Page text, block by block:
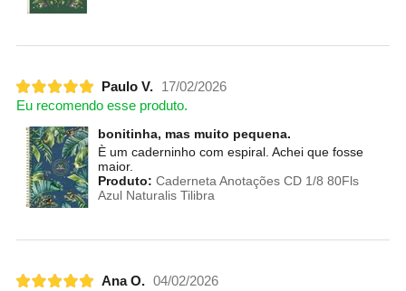
Paulo V.
17/02/2026
Eu recomendo esse produto.
bonitinha, mas muito pequena.
È um caderninho com espiral. Achei que fosse
maior.
Produto: Caderneta Anotações CD 1/8 80Fls
Azul Naturalis Tilibra
Ana O. 04/02/2026